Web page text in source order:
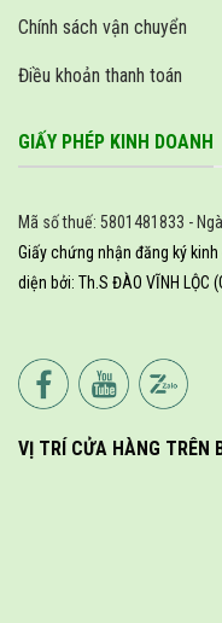
Chính sách vận chuyển
Điều khoản thanh toán
GIẤY PHÉP KINH DOANH
Mã số thuế: 5801481833 -
Giấy chứng nhận đăng ký kinh
diện bởi: Th.S ĐÀO VĨNH LỘC
VỊ TRÍ CỬA HÀNG TRÊN